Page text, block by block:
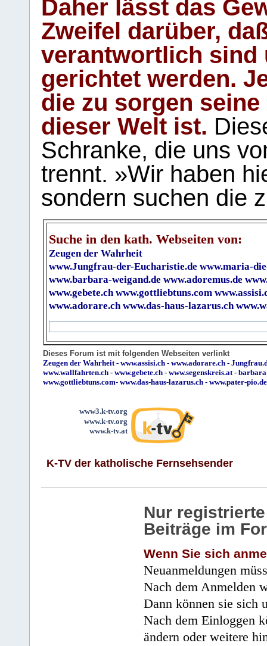
Daher lässt das
Zweifel darüber,
verantwortlich sind
gerichtet werden.
die zu sorgen
dieser Welt ist.
Schranke, die uns
trennt. »Wir haben
sondern suchen die
Suche in den kath. Webseiten von:
Zeugen der Wahrheit
www.Jungfrau-der-Eucharistie.de www.maria-
www.barbara-weigand.de www.adoremus.de
www.gebete.ch www.gottliebtuns.com
www.adorare.ch www.das-haus-lazarus.ch
Dieses Forum ist mit folgenden Webseiten verlinkt
Zeugen der Wahrheit- www.assisi.ch - www.adorare.ch -
www.wallfahrten.ch - www.gebete.ch - www.segenskreis.at-
www.gottliebtuns.com- www.das-haus-lazarus.ch - www.pater-pio.de
www3.k-tv.org
www.k-tv.org
www.k-tv.at
K-TV der katholische Fernsehsender
Nur
Beiträge im
Wenn Sie sich
Neuanmeldungen
Nach dem Anmelden
Dann können sie sich
Nach dem Einloggen
ändern oder weitere